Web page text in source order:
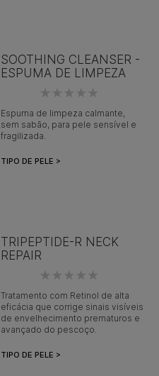
SOOTHING CLEANSER -
ESPUMA DE LIMPEZA
Espuma de limpeza calmante,
sem sabão, para pele sensível e
fragilizada.
TIPO DE PELE >
TRIPEPTIDE-R NECK
REPAIR
Tratamento com Retinol de alta
eficácia que corrige sinais visíveis
de envelhecimento prematuros e
avançado do pescoço.
TIPO DE PELE >